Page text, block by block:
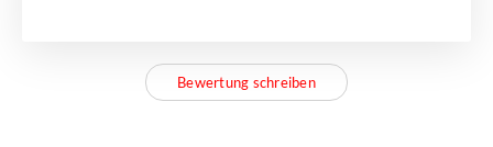
Bewertung schreiben